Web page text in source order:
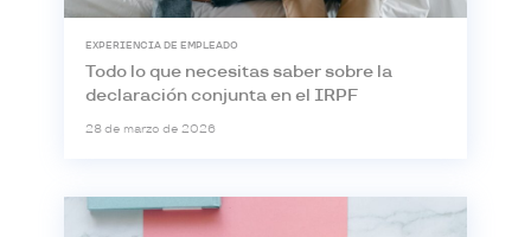
EXPERIENCIA DE EMPLEADO
Todo lo que necesitas saber sobre la
declaración conjunta en el IRPF
28 de marzo de 2026